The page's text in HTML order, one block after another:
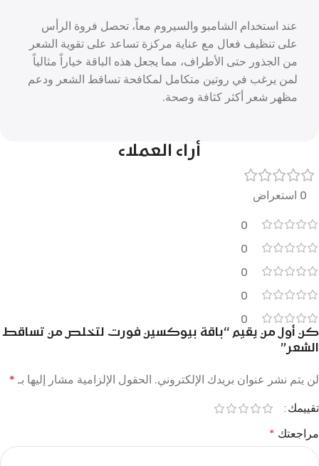
عند استخدام الشامبو والسيروم معاً، تحصل فروة الرأس
على تنظيف فعال مع عناية مركزة تساعد على تقوية الشعر
من الجذور حتى الأطراف، مما يجعل هذه الباقة خياراً مثالياً
لمن يرغب في روتين متكامل لمكافحة تساقط الشعر ودعم
مظهر شعر أكثر كثافة وصحة.
أراء العملاء
0 استعراض
0
0
0
0
0
كن أول من يقيم “باقة بيوكسين فورت لتخلص من تساقط
الشعر”
لن يتم نشر عنوان بريدك الإلكتروني. الحقول الإلزامية مشار إليها بـ *
تقييمك
مراجعتك *